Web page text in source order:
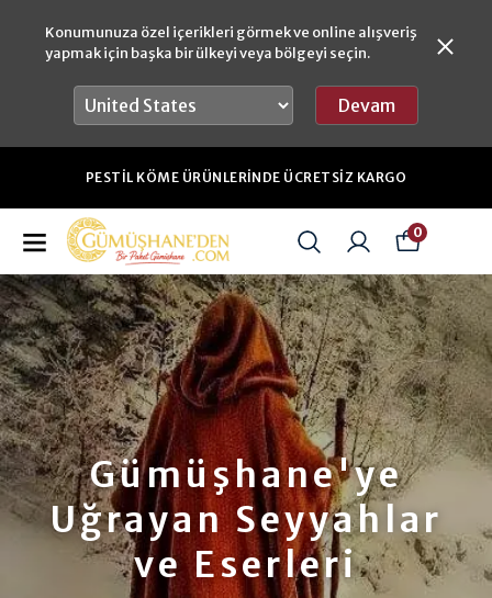
Konumunuza özel içerikleri görmek ve online alışveriş
yapmak için başka bir ülkeyi veya bölgeyi seçin.
Devam
SAAT 16:00'A KADAR YAPACAĞINIZ
AYNI GÜN GÖNDERIM
0
Gümüşhane'ye
Uğrayan Seyyahlar
ve Eserleri